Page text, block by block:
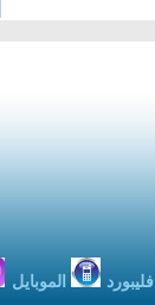
فليبورد الموبايل